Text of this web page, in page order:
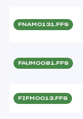
FNAM0131.FFS
FAUM0081.FFS
FIFM0013.FFS